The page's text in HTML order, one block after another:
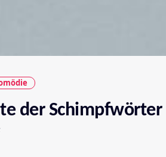
der Schimpfwörter